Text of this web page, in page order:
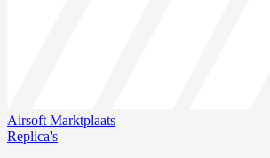
Airsoft Marktplaats
Replica's